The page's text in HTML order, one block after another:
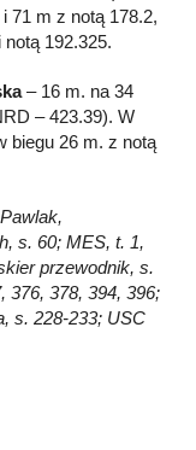
71 m z notą 178.2,
192.325.
– 16 m. na 34
– 423.39). W
biegu 26 m. z notą
s. 60; MES, t. 1,
przewodnik, s.
376, 378, 394, 396;
s. 228-233; USC